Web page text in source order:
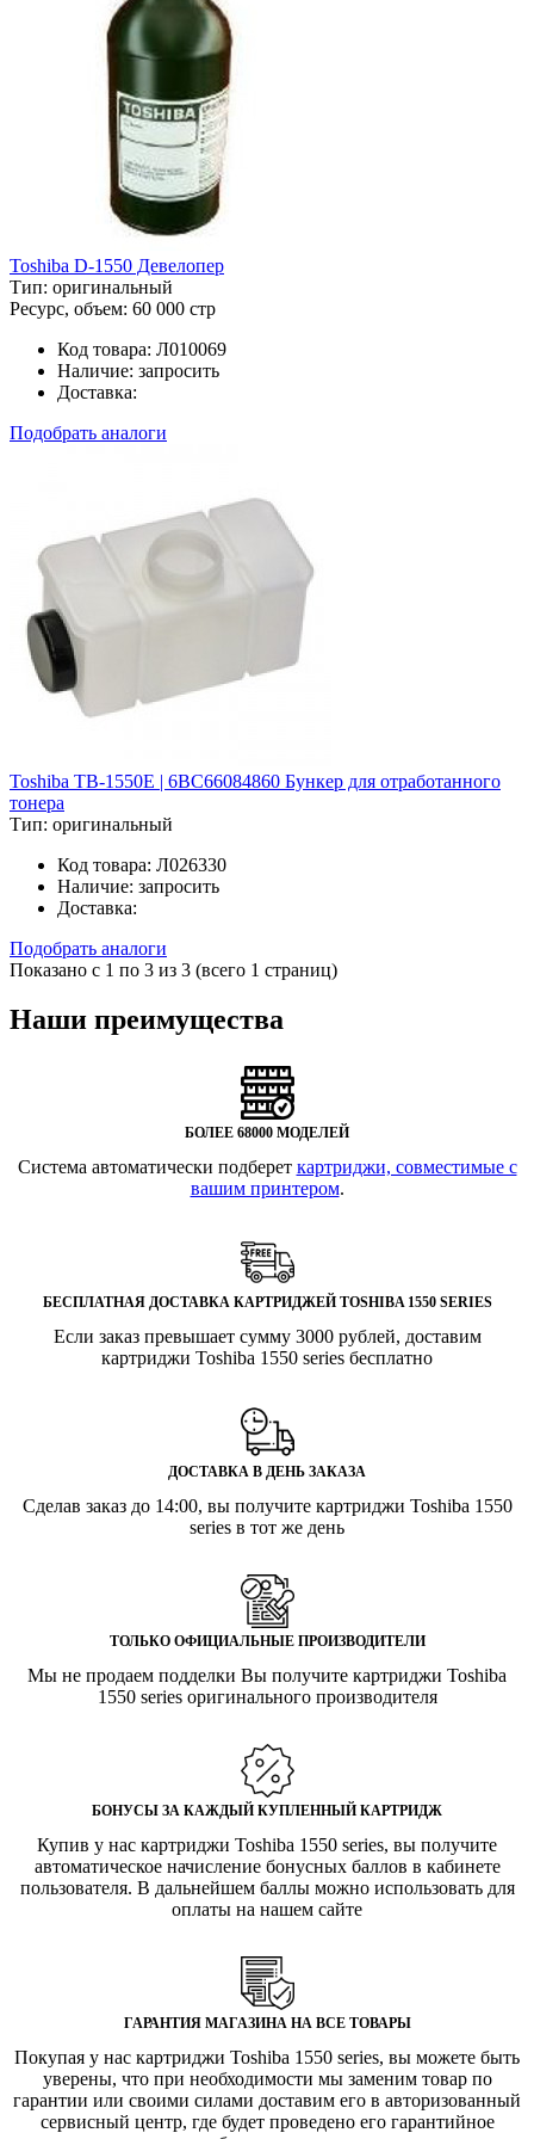
Toshiba D-1550 Девелопер
Тип: оригинальный
Ресурс, объем: 60 000 стр
Код товара: Л010069
Наличие: запросить
Доставка:
Подобрать аналоги
Toshiba TB-1550E | 6BC66084860 Бункер для отработанного
тонера
Тип: оригинальный
Код товара: Л026330
Наличие: запросить
Доставка:
Подобрать аналоги
Показано с 1 по 3 из 3 (всего 1 страниц)
Наши преимущества
БОЛЕЕ 68000 МОДЕЛЕЙ
Система автоматически подберет картриджи, совместимые с
вашим принтером.
БЕСПЛАТНАЯ ДОСТАВКА КАРТРИДЖЕЙ TOSHIBA 1550 SERIES
Если заказ превышает сумму 3000 рублей, доставим
картриджи Toshiba 1550 series бесплатно
ДОСТАВКА В ДЕНЬ ЗАКАЗА
Сделав заказ до 14:00, вы получите картриджи Toshiba 1550
series в тот же день
ТОЛЬКО ОФИЦИАЛЬНЫЕ ПРОИЗВОДИТЕЛИ
Мы не продаем подделки Вы получите картриджи Toshiba
1550 series оригинального производителя
БОНУСЫ ЗА КАЖДЫЙ КУПЛЕННЫЙ КАРТРИДЖ
Купив у нас картриджи Toshiba 1550 series, вы получите
автоматическое начисление бонусных баллов в кабинете
пользователя. В дальнейшем баллы можно использовать для
оплаты на нашем сайте
ГАРАНТИЯ МАГАЗИНА НА ВСЕ ТОВАРЫ
Покупая у нас картриджи Toshiba 1550 series, вы можете быть
уверены, что при необходимости мы заменим товар по
гарантии или своими силами доставим его в авторизованный
сервисный центр, где будет проведено его гарантийное